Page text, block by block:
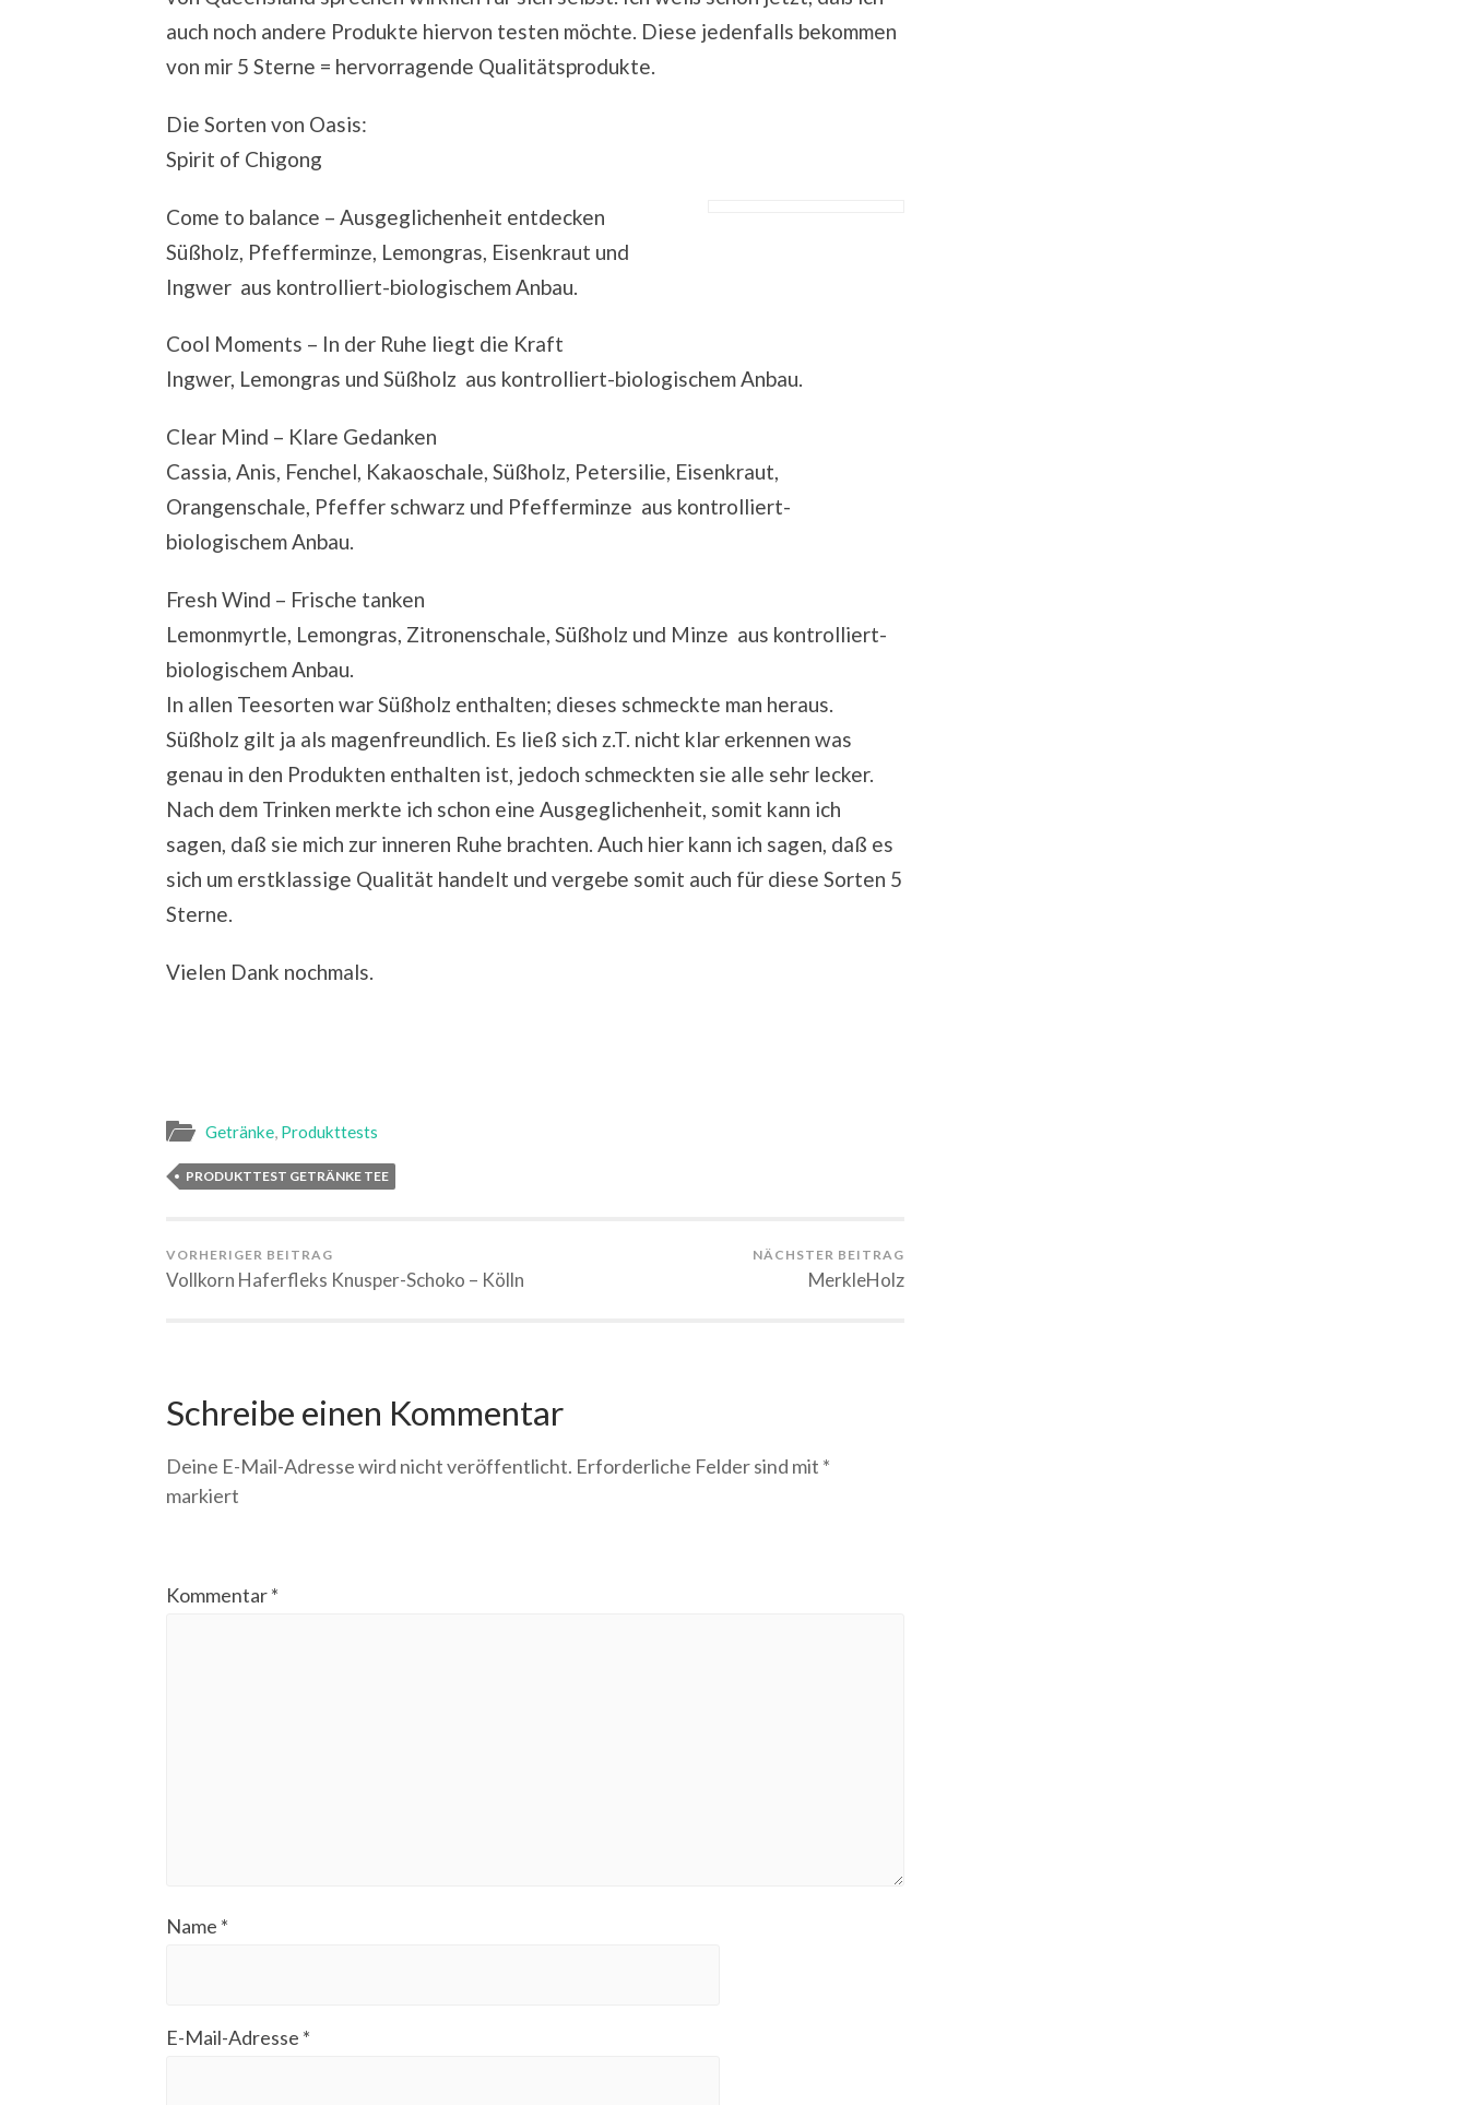
auch noch andere Produkte hiervon testen möchte. Diese jedenfalls bekommen
von mir 5 Sterne = hervorragende Qualitätsprodukte.
Die Sorten von Oasis:
Spirit of Chigong
Come to balance – Ausgeglichenheit entdecken
Süßholz, Pfefferminze, Lemongras, Eisenkraut und
Ingwer aus kontrolliert-biologischem Anbau.
Cool Moments – In der Ruhe liegt die Kraft
Ingwer, Lemongras und Süßholz aus kontrolliert-biologischem Anbau.
Clear Mind – Klare Gedanken
Cassia, Anis, Fenchel, Kakaoschale, Süßholz, Petersilie, Eisenkraut,
Orangenschale, Pfeffer schwarz und Pfefferminze aus kontrolliert-
biologischem Anbau.
Fresh Wind – Frische tanken
Lemonmyrtle, Lemongras, Zitronenschale, Süßholz und Minze aus kontrolliert-
biologischem Anbau.
In allen Teesorten war Süßholz enthalten; dieses schmeckte man heraus.
Süßholz gilt ja als magenfreundlich. Es ließ sich z.T. nicht klar erkennen was
genau in den Produkten enthalten ist, jedoch schmeckten sie alle sehr lecker.
Nach dem Trinken merkte ich schon eine Ausgeglichenheit, somit kann ich
sagen, daß sie mich zur inneren Ruhe brachten. Auch hier kann ich sagen, daß es
sich um erstklassige Qualität handelt und vergebe somit auch für diese Sorten 5
Sterne.
Vielen Dank nochmals.
Getränke Produkttests
PRODUKTTEST GETRÄNKE TEE
VORHERIGER BEITRAG
Vollkorn Haferfleks Knusper-Schoko – Kölln
NÄCHSTER BEITRAG
MerkleHolz
Schreibe einen Kommentar
Deine E-Mail-Adresse wird nicht veröffentlicht. Erforderliche Felder sind mit *
markiert
Kommentar*
Name *
E-Mail-Adresse *